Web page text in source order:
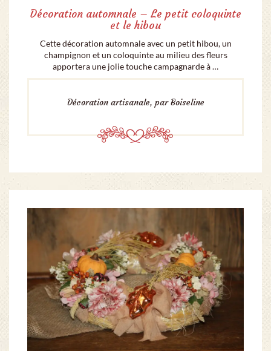
Décoration automnale – Le petit coloquinte
et le hibou
Cette décoration automnale avec un petit hibou, un
champignon et un coloquinte au milieu des fleurs
apportera une jolie touche campagnarde à …
Décoration artisanale, par Boiseline